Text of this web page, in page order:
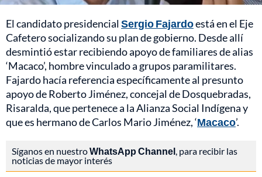
El candidato presidencialSergio Fajardoestá en el Eje
Cafetero socializando su plan de gobierno. Desde allí
desmintió estar recibiendo apoyo de familiares de alias
‘Macaco’, hombre vinculado a grupos paramilitares.
Fajardo hacía referencia específicamente al presunto
apoyo de Roberto Jiménez, concejal de Dosquebradas,
Risaralda, que pertenece a la Alianza Social Indígena y
que es hermano de Carlos Mario Jiménez, ‘Macaco’.
Síganos en nuestroWhatsApp Channel , para recibir las
noticias de mayor interés